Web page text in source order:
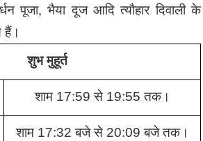
पूजा, भैया दूज आदि त्यौहार दिवाली के
हैं।
शुभ मुहूर्त
शाम 17:59 से 19:55 तक।
शाम 17:32 बजे से 20:09 बजे तक।